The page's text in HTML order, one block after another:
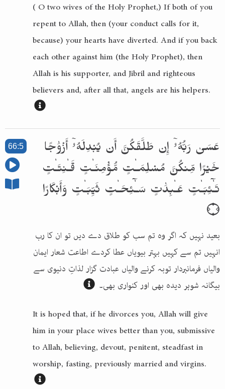
( O two wives of the Holy Prophet,) If both of you
repent to Allah, then (your conduct calls for it,
because) your hearts have diverted. And if you back
each other against him (the Holy Prophet), then
Allah is his supporter, and Jibril and righteous
believers and, after all that, angels are his helpers.
عَسَىٰ رَبُّهُۥٓ إِن طَلَّقَكُنَّ أَن يُبْدِلَهُۥٓ أَزْوَٰجًا
خَيْرًا مِّنكُنَّ مُسْلِمَـٰتٍ مُّؤْمِنَـٰتٍ قَـٰنِتَـٰتٍ
تَـٰٓئِبَـٰتٍ عَـٰبِدَٰتٍ سَـٰٓئِحَـٰتٍ ثَيِّبَـٰتٍ وَأَبْكَارًا
۝
بعید نہیں کہ اگر وہ تم سب کو طلاق دے دیں تو ان کا رب
انہیں تم سے کہیں بہتر بیویاں عطا کردے اطاعت شعار ایمان
والیاں فرمانبردار توبہ کرنے والیاں عبادت گزار لذاتِ دنیوی سے
بیگانہ شوہر دیدہ بھی اور کنواری بھی۔
It is hoped that, if he divorces you, Allah will give
him in your place wives better than you, submissive
to Allah, believing, devout, penitent, steadfast in
worship, fasting, previously married and virgins.
66:5